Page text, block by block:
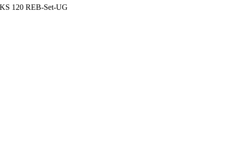
120 REB-Set-UG